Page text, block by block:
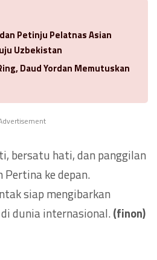
Petinju Pelatnas Asian
Uzbekistan
Daud Yordan Memutuskan
bersatu hati, dan panggilan
ke depan.
siap mengibarkan
dunia internasional.(finon)